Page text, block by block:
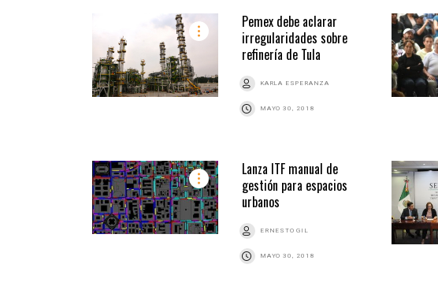
Pemex debe aclarar
irregularidades sobre
refinería de Tula
KARLA ESPERANZA
MAYO 30, 2018
Lanza ITF manual de
gestión para espacios
urbanos
ERNESTO GIL
MAYO 30, 2018